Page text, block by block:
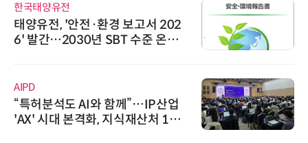
한국태양유전
태양유전, '안전·환경 보고서 202
6' 발간…2030년 SBT 수준 온실
AIPD
“특허분석도 AI와 함께”…IP산업
'AX' 시대 본격화, 지식재산처 1호